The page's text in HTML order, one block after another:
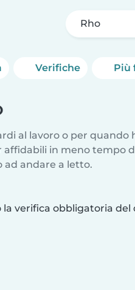
Rho
Verifiche Più
al lavoro o per quando
in meno tempo
ad andare a letto.
verifica obbligatoria del